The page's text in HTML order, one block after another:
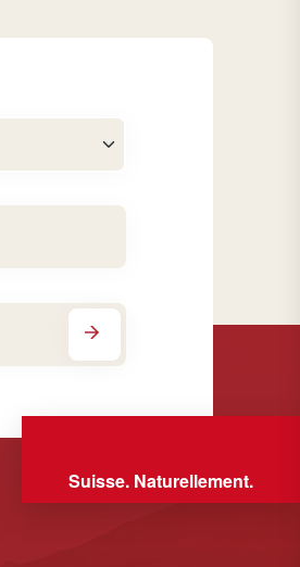
Suisse. Naturellement.